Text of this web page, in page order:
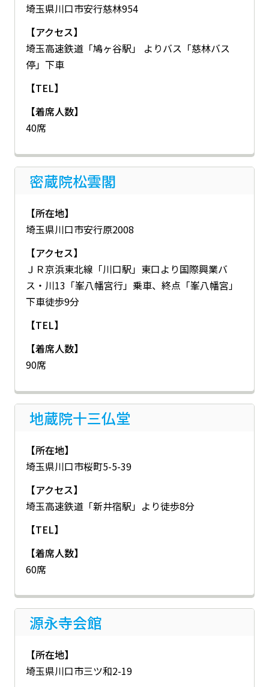
埼玉県川口市安行慈林954
【アクセス】
埼玉高速鉄道「鳩ヶ谷駅」 よりバス「慈林バス
停」下車
【TEL】
【着席人数】
40席
密蔵院松雲閣
【所在地】
埼玉県川口市安行原2008
【アクセス】
ＪＲ京浜東北線「川口駅」東口より国際興業バ
ス・川13「峯八幡宮行」乗車、終点「峯八幡宮」
下車徒歩9分
【TEL】
【着席人数】
90席
地蔵院十三仏堂
【所在地】
埼玉県川口市桜町5-5-39
【アクセス】
埼玉高速鉄道「新井宿駅」より徒歩8分
【TEL】
【着席人数】
60席
源永寺会館
【所在地】
埼玉県川口市三ツ和2-19